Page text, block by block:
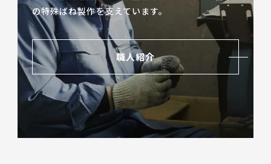
の特殊ばね製作を支えています。
職人紹介